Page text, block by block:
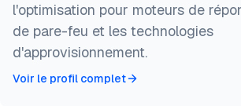
l'optimisation pour moteurs de
de pare-feu et les technologies
d'approvisionnement.
Voir le profil complet